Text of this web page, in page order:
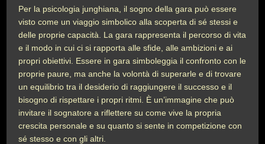
Per la psicologia junghiana, il sogno della gara può essere
visto come un viaggio simbolico alla scoperta di sé stessi e
delle proprie capacità. La gara rappresenta il percorso di vita
e il modo in cui ci si rapporta alle sfide, alle ambizioni e ai
propri obiettivi. Essere in gara simboleggia il confronto con le
proprie paure, ma anche la volontà di superarle e di trovare
un equilibrio tra il desiderio di raggiungere il successo e il
bisogno di rispettare i propri ritmi. È un’immagine che può
invitare il sognatore a riflettere su come vive la propria
crescita personale e su quanto si sente in competizione con
sé stesso e con gli altri.